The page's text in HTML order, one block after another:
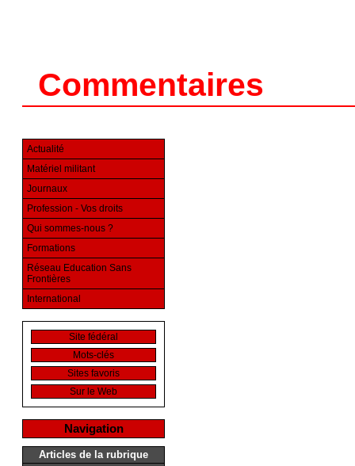
Commentaires
Actualité
Matériel militant
Journaux
Profession - Vos droits
Qui sommes-nous ?
Formations
Réseau Education Sans
Frontières
International
Site fédéral
Mots-clés
Sites favoris
Sur le Web
Navigation
Articles de la rubrique